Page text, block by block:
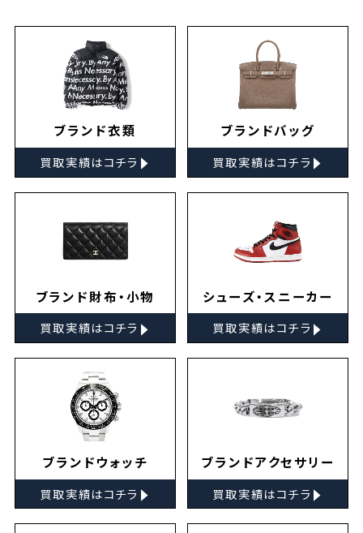
ブランド衣類
買取実績はコチラ ▸
ブランドバッグ
買取実績はコチラ ▸
ブランド財布・小物
買取実績はコチラ ▸
シューズ・スニーカー
買取実績はコチラ ▸
ブランドウォッチ
買取実績はコチラ ▸
ブランドアクセサリー
買取実績はコチラ ▸